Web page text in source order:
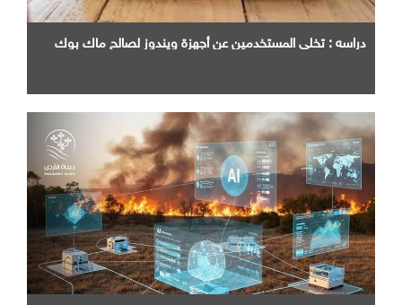
دراسه : تخلي المستخدمين عن أجهزة ويندوز لصالح ماك بوك